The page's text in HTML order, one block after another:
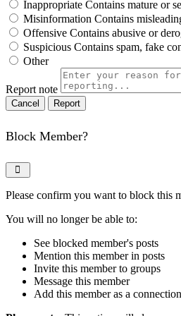
Inappropriate Contains mature or
Misinformation Contains
Offensive Contains abusive or
Suspicious Contains spam, fake
Other
Report note
Report
Block Member?
Please confirm you want to block this
You will no longer be able to:
See blocked member's posts
Mention this member in posts
Invite this member to groups
Message this member
Add this member as a connection